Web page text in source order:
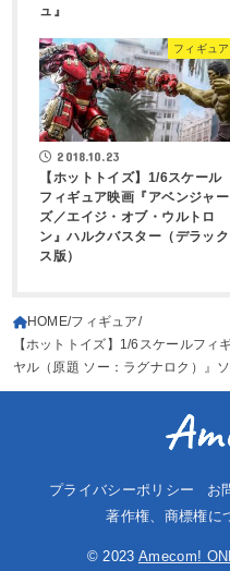
ュ』
フィギュア
2018.10.23
【ホットトイズ】1/6スケール
フィギュア映画『アベンジャー
ズ／エイジ・オブ・ウルトロ
ン』ハルクバスター（デラック
ス版）
HOME フィギュア
【ホットトイズ】1/6スケールフィ
ヤル（原題 ソー：ラグナロク）』
プライバシーポリシー お
著作権、商標権に
© 2023 Amecom!